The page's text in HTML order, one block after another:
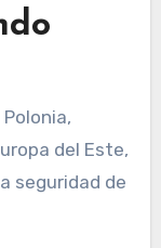
del Este,
seguridad de